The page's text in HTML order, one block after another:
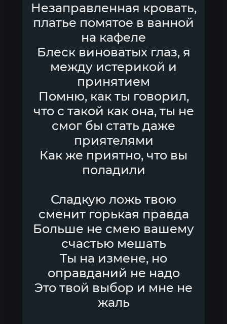
Незаправленная кровать,
платье помятое в ванной
на кафеле
Блеск виноватых глаз, я
между истерикой и
принятием
Помню, как ты говорил,
что с такой как она, ты не
смог бы стать даже
приятелями
Как же приятно, что вы
поладили
Сладкую ложь твою
сменит горькая правда
Больше не смею вашему
счастью мешать
Ты на измене, но
оправданий не надо
Это твой выбор и мне не
жаль